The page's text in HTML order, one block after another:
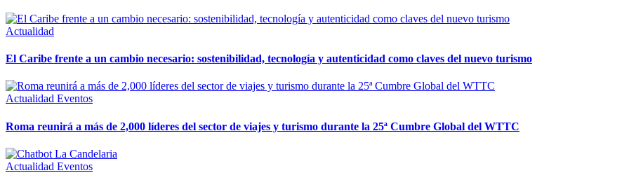
Actualidad
El Caribe frente a un cambio necesario: sostenibilidad, tecnología y autenticidad como claves del nuevo turismo
Actualidad Eventos
Roma reunirá a más de 2,000 líderes del sector de viajes y turismo durante la 25ª Cumbre Global del WTTC
Actualidad Eventos